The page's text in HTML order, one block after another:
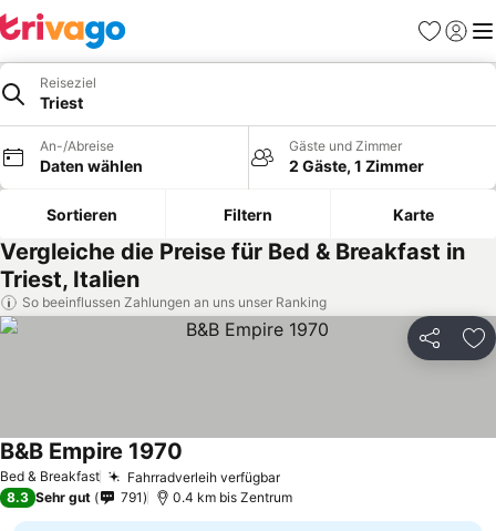
Favoriten
Reiseziel
Triest
An-/Abreise
Daten wählen
Gäste und Zimmer
2 Gäste, 1 Zimmer
Sortieren Filtern Karte
Vergleiche die Preise für Bed & Breakfast in
Triest, Italien
So beeinflussen Zahlungen an uns unser Ranking
Teilen
Bed & Breakfast Fahrradverleih verfügbar
B&B Empire 1970
8.3 Sehr gut 791 0.4 km bis Zentrum